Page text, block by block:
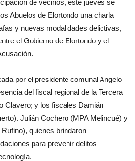
de vecinos, este jueves se
Abuelos de Elortondo una charla
y nuevas modalidades delictivas,
el Gobierno de Elortondo y el
por el presidente comunal Angelo
del fiscal regional de la Tercera
Clavero; y los fiscales Damián
Julián Cochero (MPA Melincué) y
quienes brindaron
para prevenir delitos